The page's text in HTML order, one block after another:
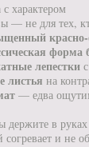
с характером
— не для тех,
форма
лепестки
листья на
— едва
держите в
согревает и не